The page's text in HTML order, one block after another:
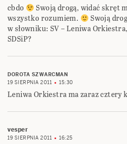
cbdo
Swoją drogą, widać skręt
wszystko rozumiem.
Swoją
w słowniku: SV – Leniwa
SDSiP?
DOROTA SZWARCMAN
19 SIERPNIA 2011
15:30
Leniwa Orkiestra ma zaraz cztery
vesper
19 SIERPNIA 2011 16:25